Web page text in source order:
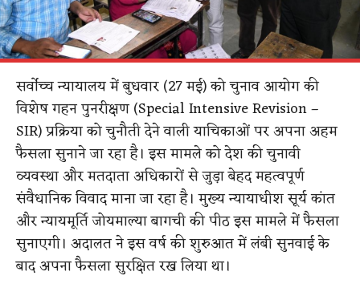
सर्वोच्च न्यायालय में बुधवार (27 मई) को चुनाव आयोग की
विशेष गहन पुनरीक्षण (Special Intensive Revision –
SIR) प्रक्रिया को चुनौती देने वाली याचिकाओं पर अपना अहम
फैसला सुनाने जा रहा है। इस मामले को देश की चुनावी
व्यवस्था और मतदाता अधिकारों से जुड़ा बेहद महत्वपूर्ण
संवैधानिक विवाद माना जा रहा है। मुख्य न्यायाधीश सूर्य कांत
और न्यायमूर्ति जोयमाल्या बागची की पीठ इस मामले में फैसला
सुनाएगी। अदालत ने इस वर्ष की शुरुआत में लंबी सुनवाई के
बाद अपना फैसला सुरक्षित रख लिया था।